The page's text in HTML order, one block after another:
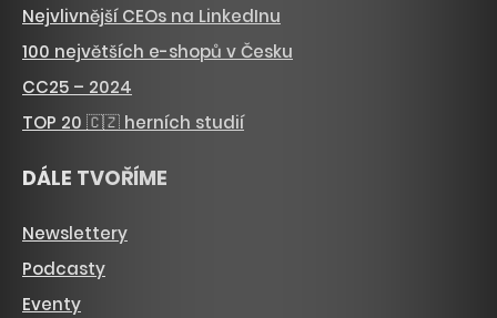
Nejvlivnější CEOs na LinkedInu
100 největších e-shopů v Česku
CC25 – 2024
TOP 20 🇨🇿 herních studií
DÁLE TVOŘÍME
Newslettery
Podcasty
Eventy